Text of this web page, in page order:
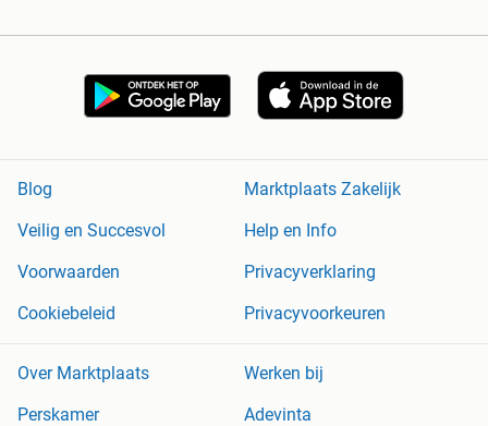
Blog
Marktplaats Zakelijk
Veilig en Succesvol
Help en Info
Voorwaarden
Privacyverklaring
Cookiebeleid
Privacyvoorkeuren
Over Marktplaats
Werken bij
Perskamer
Adevinta